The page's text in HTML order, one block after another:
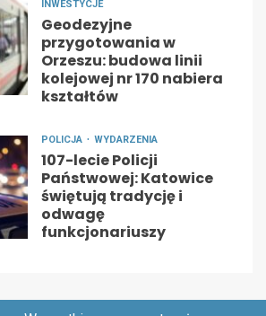
INWESTYCJE
Geodezyjne
przygotowania w
Orzeszu: budowa linii
kolejowej nr 170 nabiera
kształtów
POLICJA WYDARZENIA
107-lecie Policji
Państwowej: Katowice
świętują tradycję i
odwagę
funkcjonariuszy